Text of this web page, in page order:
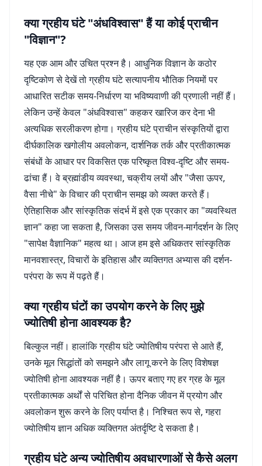
क्या ग्रहीय घंटे "अंधविश्वास" हैं या कोई प्राचीन
"विज्ञान"?
यह एक आम और उचित प्रश्न है। आधुनिक विज्ञान के कठोर
दृष्टिकोण से देखें तो ग्रहीय घंटे सत्यापनीय भौतिक नियमों पर
आधारित सटीक समय-निर्धारण या भविष्यवाणी की प्रणाली नहीं हैं।
लेकिन उन्हें केवल "अंधविश्वास" कहकर खारिज कर देना भी
अत्यधिक सरलीकरण होगा। ग्रहीय घंटे प्राचीन संस्कृतियों द्वारा
दीर्घकालिक खगोलीय अवलोकन, दार्शनिक तर्क और प्रतीकात्मक
संबंधों के आधार पर विकसित एक परिष्कृत विश्व-दृष्टि और समय-
ढांचा हैं। वे ब्रह्मांडीय व्यवस्था, चक्रीय लयों और "जैसा ऊपर,
वैसा नीचे" के विचार की प्राचीन समझ को व्यक्त करते हैं।
ऐतिहासिक और सांस्कृतिक संदर्भ में इसे एक प्रकार का "व्यवस्थित
ज्ञान" कहा जा सकता है, जिसका उस समय जीवन-मार्गदर्शन के लिए
"सापेक्ष वैज्ञानिक" महत्व था। आज हम इसे अधिकतर सांस्कृतिक
मानवशास्त्र, विचारों के इतिहास और व्यक्तिगत अभ्यास की दर्शन-
परंपरा के रूप में पढ़ते हैं।
क्या ग्रहीय घंटों का उपयोग करने के लिए मुझे
ज्योतिषी होना आवश्यक है?
बिल्कुल नहीं। हालांकि ग्रहीय घंटे ज्योतिषीय परंपरा से आते हैं,
उनके मूल सिद्धांतों को समझने और लागू करने के लिए विशेषज्ञ
ज्योतिषी होना आवश्यक नहीं है। ऊपर बताए गए हर ग्रह के मूल
प्रतीकात्मक अर्थों से परिचित होना दैनिक जीवन में प्रयोग और
अवलोकन शुरू करने के लिए पर्याप्त है। निश्चित रूप से, गहरा
ज्योतिषीय ज्ञान अधिक व्यक्तिगत अंतर्दृष्टि दे सकता है।
ग्रहीय घंटे अन्य ज्योतिषीय अवधारणाओं से कैसे अलग